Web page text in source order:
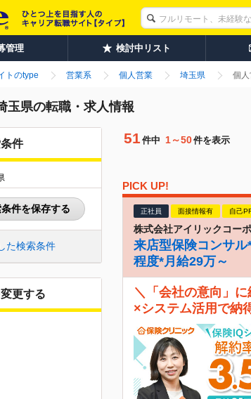
管理 検討中リスト
トのtype 営業系 個人営業 埼玉県 個
玉県の転職・求人情報
件
件を保存する
た検索条件
更する
51 件中 1～50件を表示
PICK UP!
正社員 面接情報有 自己
株式会社アイリックコー
来店型保険コンサ
程度*月給29万～
＼「会社の意向」
×システム活用で納